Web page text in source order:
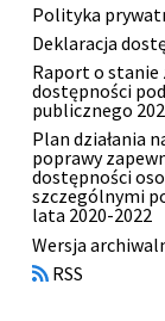
Menu
stopki
Polityka
Deklaracja
Raport o stanie
dostępności
publicznego
Plan działania
poprawy
dostępności
szczególnymi
lata 2020-2022
Otworzy
się
w
Wersja
RSS